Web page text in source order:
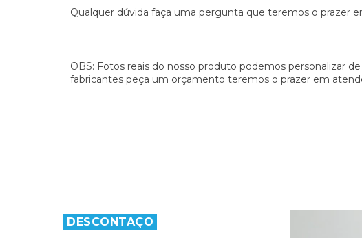
Qualquer dúvida faça uma pergunta que teremos o prazer
OBS: Fotos reais do nosso produto podemos personalizar
fabricantes peça um orçamento teremos o prazer em
DESCONTAÇO